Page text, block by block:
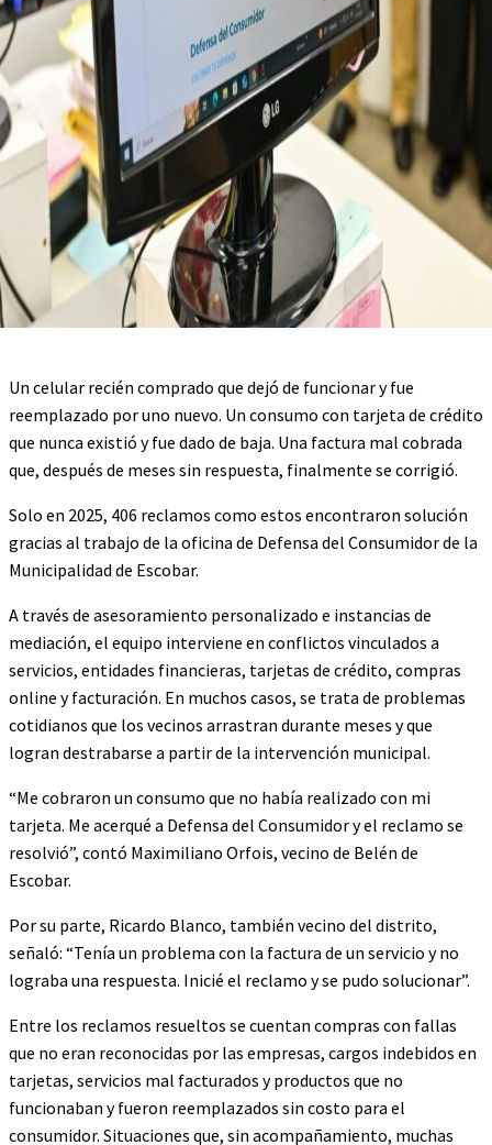
Un celular recién comprado que dejó de funcionar y fue
reemplazado por uno nuevo. Un consumo con tarjeta de crédito
que nunca existió y fue dado de baja. Una factura mal cobrada
que, después de meses sin respuesta, finalmente se corrigió.
Solo en 2025, 406 reclamos como estos encontraron solución
gracias al trabajo de la oficina de Defensa del Consumidor de la
Municipalidad de Escobar.
A través de asesoramiento personalizado e instancias de
mediación, el equipo interviene en conflictos vinculados a
servicios, entidades financieras, tarjetas de crédito, compras
online y facturación. En muchos casos, se trata de problemas
cotidianos que los vecinos arrastran durante meses y que
logran destrabarse a partir de la intervención municipal.
“Me cobraron un consumo que no había realizado con mi
tarjeta. Me acerqué a Defensa del Consumidor y el reclamo se
resolvió”, contó Maximiliano Orfois, vecino de Belén de
Escobar.
Por su parte, Ricardo Blanco, también vecino del distrito,
señaló: “Tenía un problema con la factura de un servicio y no
lograba una respuesta. Inicié el reclamo y se pudo solucionar”.
Entre los reclamos resueltos se cuentan compras con fallas
que no eran reconocidas por las empresas, cargos indebidos en
tarjetas, servicios mal facturados y productos que no
funcionaban y fueron reemplazados sin costo para el
consumidor. Situaciones que, sin acompañamiento, muchas